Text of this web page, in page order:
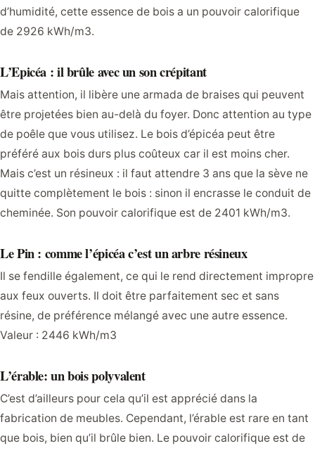
d’humidité, cette essence de bois a un pouvoir calorifique
de 2926 kWh/m3.
L’Epicéa : il brûle avec un son crépitant
Mais attention, il libère une armada de braises qui peuvent
être projetées bien au-delà du foyer. Donc attention au type
de poêle que vous utilisez. Le bois d’épicéa peut être
préféré aux bois durs plus coûteux car il est moins cher.
Mais c’est un résineux : il faut attendre 3 ans que la sève ne
quitte complètement le bois : sinon il encrasse le conduit de
cheminée. Son pouvoir calorifique est de 2401 kWh/m3.
Le Pin : comme l’épicéa c’est un arbre résineux
Il se fendille également, ce qui le rend directement impropre
aux feux ouverts. Il doit être parfaitement sec et sans
résine, de préférence mélangé avec une autre essence.
Valeur : 2446 kWh/m3
L’érable: un bois polyvalent
C’est d’ailleurs pour cela qu’il est apprécié dans la
fabrication de meubles. Cependant, l’érable est rare en tant
que bois, bien qu’il brûle bien. Le pouvoir calorifique est de